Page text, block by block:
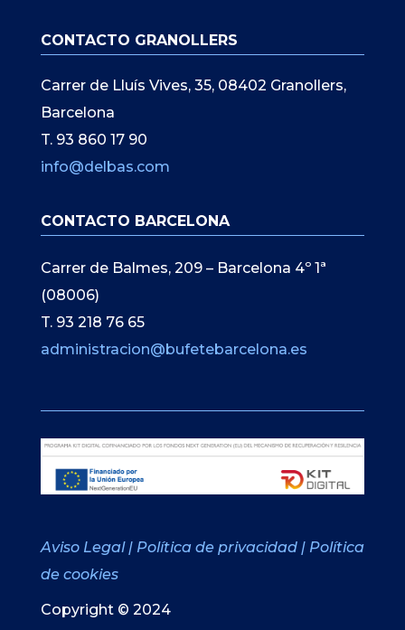
CONTACTO GRANOLLERS
Carrer de Lluís Vives, 35, 08402 Granollers,
Barcelona
T. 93 860 17 90
info@delbas.com
CONTACTO BARCELONA
Carrer de Balmes, 209 – Barcelona 4º 1ª
(08006)
T. 93 218 76 65
administracion@bufetebarcelona.es
Aviso Legal | Política de privacidad | Política
de cookies
Copyright © 2024